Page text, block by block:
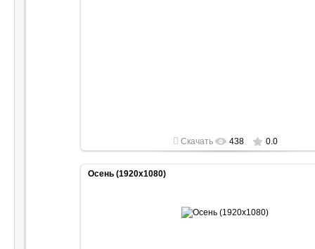
Скачать 438 0.0
Осень (1920x1080)